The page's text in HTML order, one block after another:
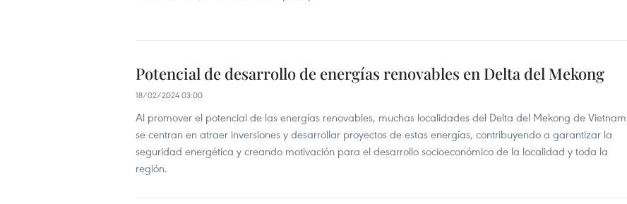
Potencial de desarrollo de energías renovables en Delta del Mekong
18/02/2024 03:00
Al promover el potencial de las energías renovables, muchas localidades del Delta del Mekong de Vietnam
se centran en atraer inversiones y desarrollar proyectos de estas energías, contribuyendo a garantizar la
seguridad energética y creando motivación para el desarrollo socioeconómico de la localidad y toda la
región.